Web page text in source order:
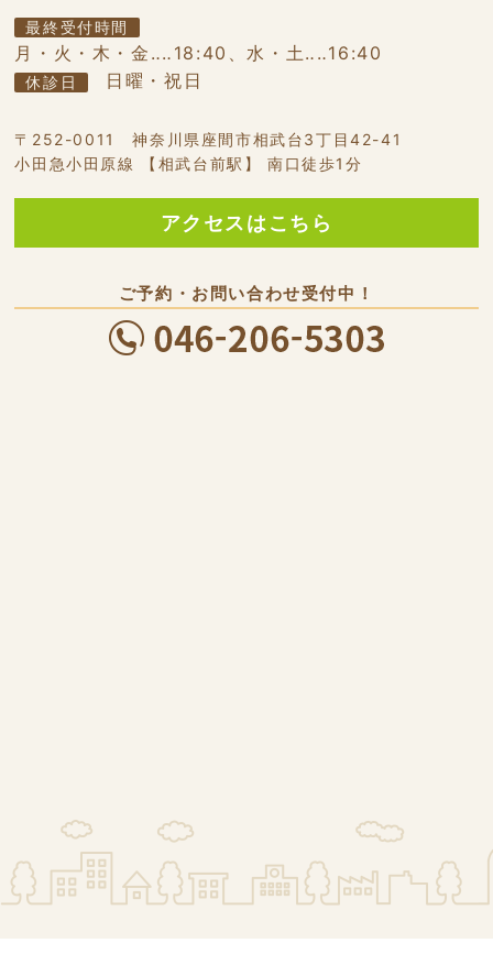
最終受付時間
月・火・木・金‥‥18:40、水・土‥‥16:40
休診日 日曜・祝日
〒252-0011 神奈川県座間市相武台3丁目42-41
小田急小田原線 【相武台前駅】 南口徒歩1分
アクセスはこちら
ご予約・お問い合わせ受付中！